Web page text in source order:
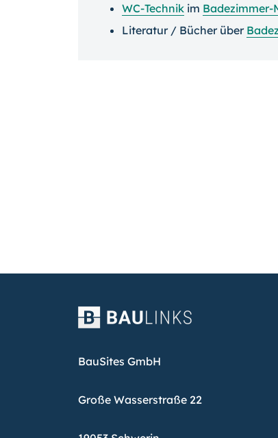
WC-Technik im Badezimmer-
Literatur / Bücher über
BauSites GmbH
Große Wasserstraße 22